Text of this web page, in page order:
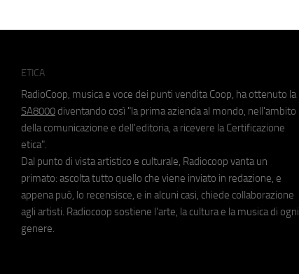
ETICA
RadioCoop, musica e voce dei punti vendita Coop, ha ottenuto la
SA8000 diventando così "la prima azienda al mondo, nell'ambito
della comunicazione e dell'editoria, a ricevere la Certificazione
etica".
Dal punto di vista artistico e culturale, Radiocoop vanta un
primato: ascolta tutto quello che viene inviato in redazione, e
appena può, lo recensisce, e in alcuni casi, chiede collaborazione
agli artisti. Radiocoop sostiene l'arte, la cultura e la musica di ogni
genere.